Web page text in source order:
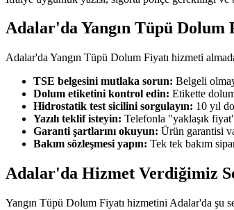
Adalar'da Yangın Tüpü
Adalar'da Yangın Tüpü Dolum Fiyatı hizmeti
TSE belgesini mutlaka sorun: Belgeli
Dolum etiketini kontrol edin: Etikette
Hidrostatik test sicilini sorgulayın: 10 yıl
Yazılı teklif isteyin: Telefonla "yaklaşık
Garanti şartlarını okuyun: Ürün garantisi
Bakım sözleşmesi yapın: Tek tek bakım
Adalar'da Hizmet Verdiğimiz
Yangın Tüpü Dolum Fiyatı hizmetini Adalar'da şu